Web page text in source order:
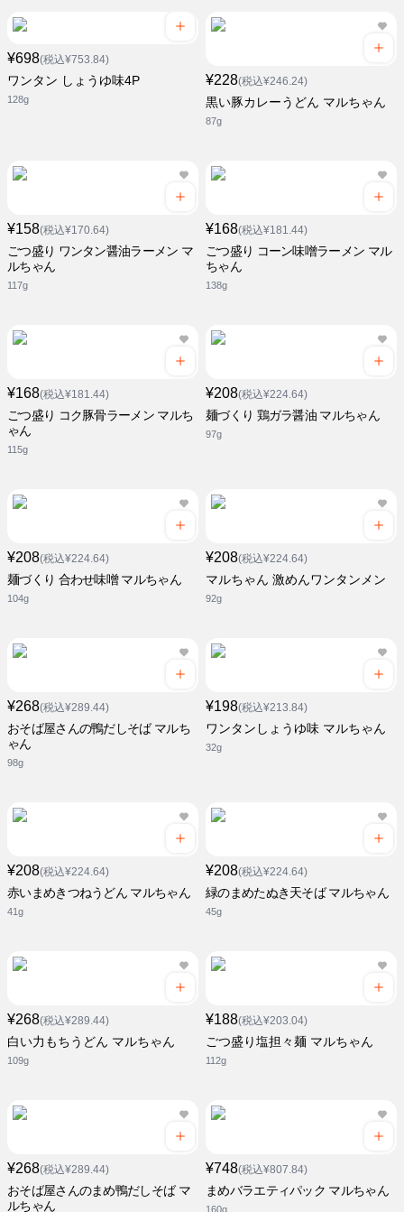
¥698(税込¥753.84)
ワンタン しょうゆ味4P
128g
¥228(税込¥246.24)
黒い豚カレーうどん マルちゃん
87g
¥158(税込¥170.64)
ごつ盛り ワンタン醤油ラーメン マ
ルちゃん
117g
¥168(税込¥181.44)
ごつ盛り コーン味噌ラーメン マル
ちゃん
138g
¥168(税込¥181.44)
ごつ盛り コク豚骨ラーメン マルち
ゃん
115g
¥208(税込¥224.64)
麺づくり 鶏ガラ醤油 マルちゃん
97g
¥208(税込¥224.64)
麺づくり 合わせ味噌 マルちゃん
104g
¥208(税込¥224.64)
マルちゃん 激めんワンタンメン
92g
¥268(税込¥289.44)
おそば屋さんの鴨だしそば マルち
ゃん
98g
¥198(税込¥213.84)
ワンタンしょうゆ味 マルちゃん
32g
¥208(税込¥224.64)
赤いまめきつねうどん マルちゃん
41g
¥208(税込¥224.64)
緑のまめたぬき天そば マルちゃん
45g
¥268(税込¥289.44)
白い力もちうどん マルちゃん
109g
¥188(税込¥203.04)
ごつ盛り塩担々麺 マルちゃん
112g
¥268(税込¥289.44)
おそば屋さんのまめ鴨だしそば マ
ルちゃん
¥748(税込¥807.84)
まめバラエティパック マルちゃん
160g